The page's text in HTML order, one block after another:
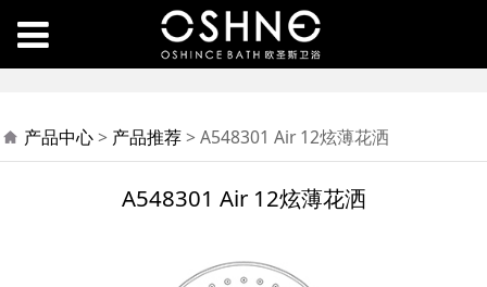
A548301 Air 12炫薄花
洒
产品中心> 产品推荐> A548301 Air 12炫薄花洒
A548301 Air 12炫薄花洒